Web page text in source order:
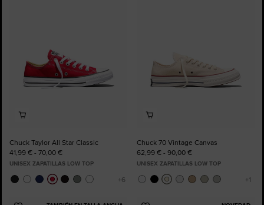
Chuck Taylor All Star Classic
41,99 € - 70,00 €
UNISEX ZAPATILLAS LOW TOP
Chuck 70 Vintage Canvas
62,99 € - 90,00 €
UNISEX ZAPATILLAS LOW TOP